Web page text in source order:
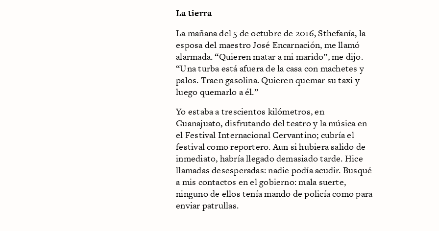
La tierra
La mañana del 5 de octubre de 2016, Sthefanía, la
esposa del maestro José Encarnación, me llamó
alarmada. “Quieren matar a mi marido”, me dijo.
“Una turba está afuera de la casa con machetes y
palos. Traen gasolina. Quieren quemar su taxi y
luego quemarlo a él.”
Yo estaba a trescientos kilómetros, en
Guanajuato, disfrutando del teatro y la música en
el Festival Internacional Cervantino; cubría el
festival como reportero. Aun si hubiera salido de
inmediato, habría llegado demasiado tarde. Hice
llamadas desesperadas: nadie podía acudir. Busqué
a mis contactos en el gobierno: mala suerte,
ninguno de ellos tenía mando de policía como para
enviar patrullas.